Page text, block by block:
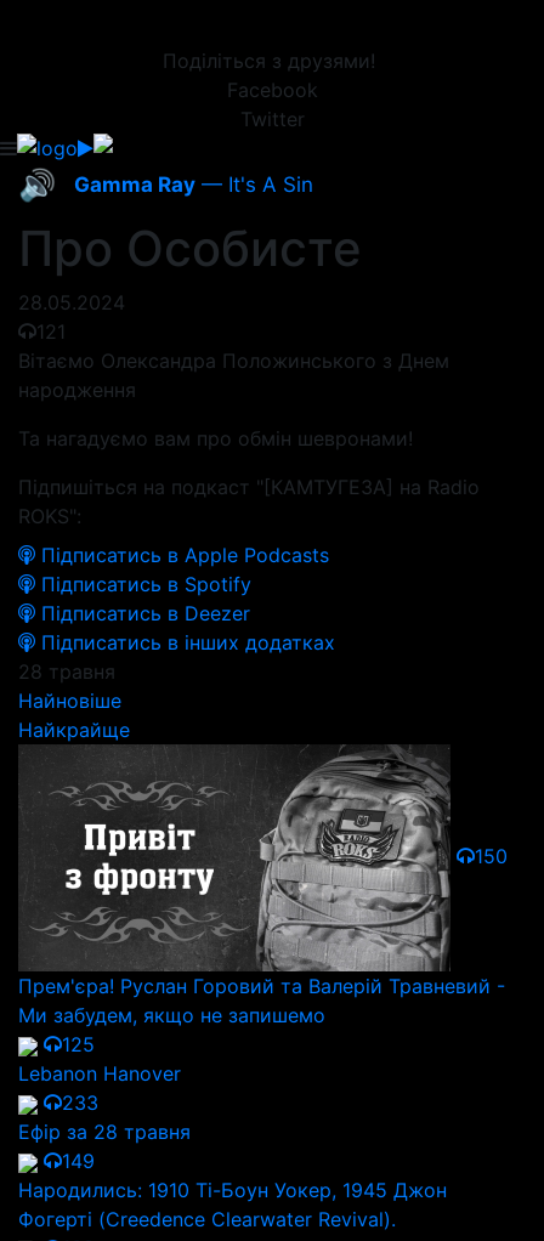
Поділіться з друзями!
Facebook
Twitter
🔊 Gamma Ray — It's A Sin
Про Особисте
28.05.2024
121
Вітаємо Олександра Положинського з Днем
народження
Та нагадуємо вам про обмін шевронами!
Підпишіться на подкаст "[КАМТУГЕЗА] на Radio
ROKS":
Підписатись в Apple Podcasts
Підписатись в Spotify
Підписатись в Deezer
Підписатись в інших додатках
28 травня
Найновіше
Найкрайще
150
Прем'єра! Руслан Горовий та Валерій Травневий -
Ми забудем, якщо не запишемо
125
Lebanon Hanover
233
Ефір за 28 травня
149
Народились: 1910 Ті-Боун Уокер, 1945 Джон
Фогерті (Creedence Clearwater Revival).